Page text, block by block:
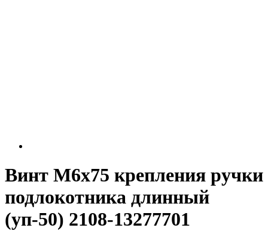
Винт М6х75 крепления ручки
подлокотника длинный
(уп-50) 2108-13277701